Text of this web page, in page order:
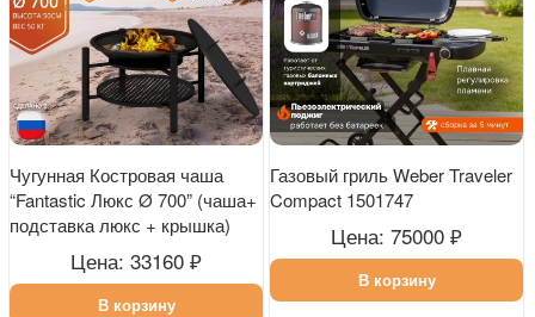
Чугунная Костровая чаша
“Fantastic Люкс Ø 700” (чаша+
подставка люкс + крышка)
Цена: 33160 ₽
В корзину
Газовый гриль Weber Traveler
Compact 1501747
Цена: 75000 ₽
В корзину